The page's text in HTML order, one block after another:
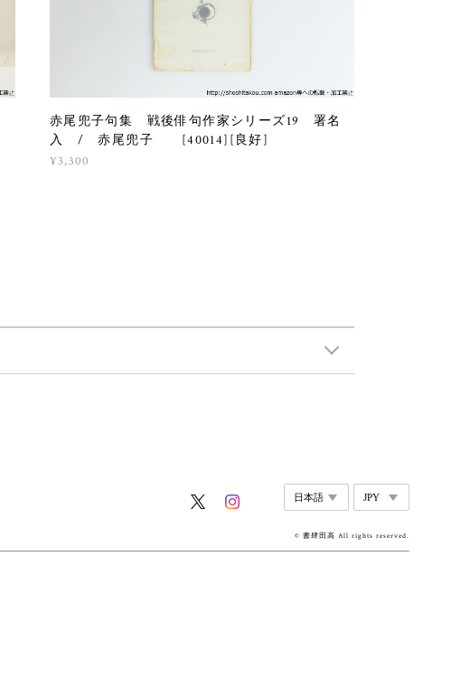
赤尾兜子句集 戦後俳句作家シリーズ19 署名
入 / 赤尾兜子 [40014][良好]
¥3,300
© 書肆田高 All rights reserved.